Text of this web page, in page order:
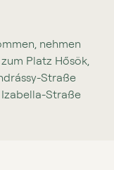
nehmen
Platz Hősök,
⁠⁠⁠Straße
⁠⁠⁠Straße